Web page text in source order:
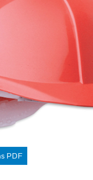
PDF